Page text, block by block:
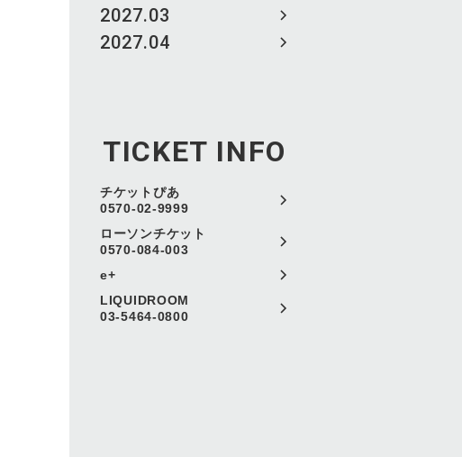
2027.03
2027.04
TICKET INFO
チケットぴあ
0570-02-9999
ローソンチケット
0570-084-003
e+
LIQUIDROOM
03-5464-0800